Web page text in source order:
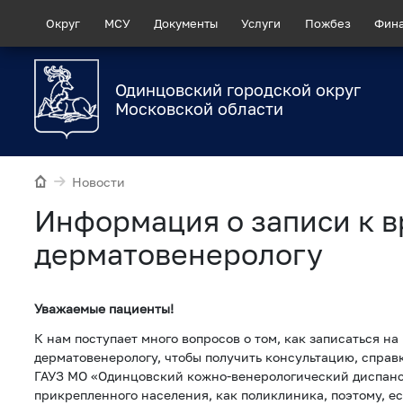
Округ МСУ Документы Услуги Пожбез
Одинцовский городской округ
Московской области
Новости
Информация о записи к
дерматовенерологу
Уважаемые пациенты!
К нам поступает много вопросов о том, как записаться
дерматовенерологу, чтобы получить консультацию,
ГАУЗ МО «Одинцовский кожно-венерологический
прикрепленного населения, как поликлиника, поэтому,